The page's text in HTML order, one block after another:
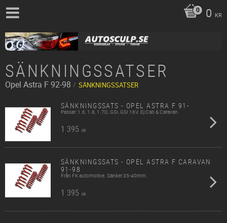
0 KR
SÄNKNINGSSATSER
Opel Astra F 92-98 SÄNKNINGSSATSER
SÄNKNINGSSATS - OPEL ASTRA F 91-
Passar: 1.6, 1.8, 1.7D, GSI, GSI 16V. Ej Cab & Caravan.
1 395 KR
SÄNKNINGSSATS - OPEL ASTRA F CARAVAN
91-98
Från FK automotive. Sänker 35-40mm.
1 395 KR